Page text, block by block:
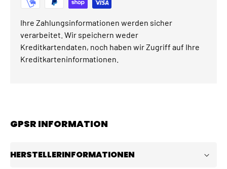
Ihre Zahlungsinformationen werden sicher
verarbeitet. Wir speichern weder
Kreditkartendaten, noch haben wir Zugriff auf Ihre
Kreditkarteninformationen.
GPSR INFORMATION
HERSTELLERINFORMATIONEN